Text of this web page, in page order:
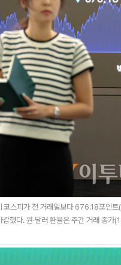
스피가 전 거래일보다 676.18포인
했다. 원·달러 환율은 주간 거래 종